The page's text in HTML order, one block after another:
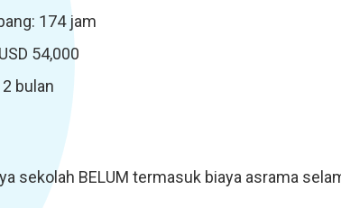
174 jam
54,000
bulan
sekolah BELUM termasuk biaya asrama